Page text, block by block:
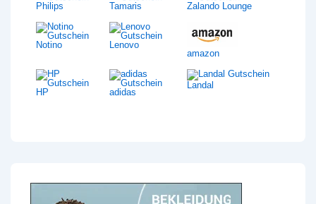
Philips Tamaris Zalando Lounge
Notino
Lenovo
amazon
HP adidas
Landal